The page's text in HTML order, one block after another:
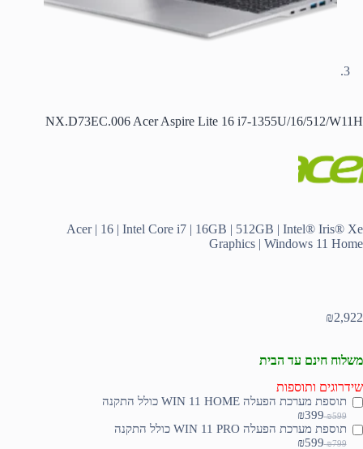
NX.D73EC.006 Acer Aspire Lite 16 i7-1355U/16/512/W11H
Acer | 16 | Intel Core i7 | 16GB | 512GB | Intel® Iris® Xe
Graphics | Windows 11 Home
₪2,922
משלוח חינם עד הבית
שידרוגים ותוספות
תוספת מערכת הפעלה WIN 11 HOME כולל התקנה
₪599
₪399
תוספת מערכת הפעלה WIN 11 PRO כולל התקנה
₪799
₪599